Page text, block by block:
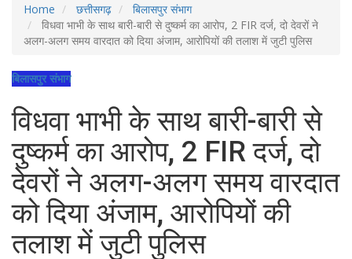
Home छत्तीसगढ़
बिलासपुर संभाग
विधवा भाभी के साथ बारी-बारी से दुष्कर्म का आरोप, 2 FIR दर्ज, दो देवरों ने
अलग-अलग समय वारदात को दिया अंजाम, आरोपियों की तलाश में जुटी पुलिस
बिलासपुर संभाग
विधवा भाभी के साथ बारी-बारी से
दुष्कर्म का आरोप, 2 FIR दर्ज, दो
देवरों ने अलग-अलग समय वारदात
को दिया अंजाम, आरोपियों की
तलाश में जुटी पुलिस